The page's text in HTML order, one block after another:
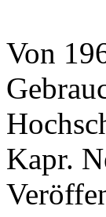
Von
Kapr.